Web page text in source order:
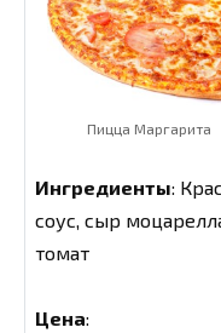
Пицца Маргарита
Ингредиенты:
соус, сыр
томат
Цена: